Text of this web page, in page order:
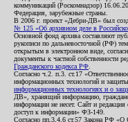
коммуникаций (Роскомнадзор)
Федерация, зарубежные страны.
В 2006 г. проект «Дебри-ДВ» был
№ 125 «Об архивном деле в
Основной фонд архива составляют
рукописи по дальневосточной (РФ)
открытым в электронном виде,
документы к частной собственности
Гражданского кодекса РФ
Согласно ч.2. п.3. ст.17
информационных технологий и
информационных технологиях и о
ДВ», хранящий информацию,
информации не несет. Сайт и
доступ к информации» ФЗ-149.
Согласно пп.3,4,6 ст.57 Закона РФ «О